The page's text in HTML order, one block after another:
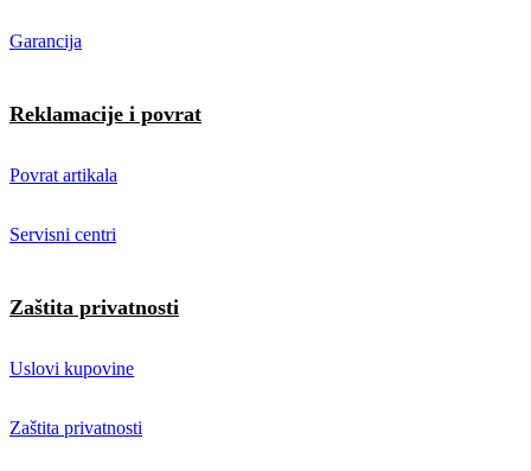
Garancija
Reklamacije i povrat
Povrat artikala
Servisni centri
Zaštita privatnosti
Uslovi kupovine
Zaštita privatnosti